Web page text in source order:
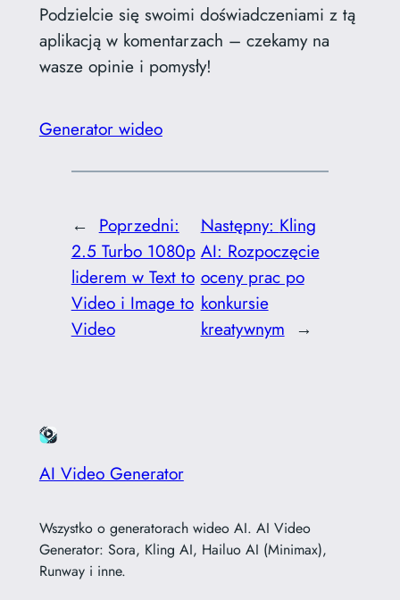
Podzielcie się swoimi doświadczeniami z tą
aplikacją w komentarzach – czekamy na
wasze opinie i pomysły!
Generator wideo
← Poprzedni:
2.5 Turbo 1080p
liderem w Text to
Video i Image to
Video
Następny: Kling
AI: Rozpoczęcie
oceny prac po
konkursie
kreatywnym →
AI Video Generator
Wszystko o generatorach wideo AI. AI Video
Generator: Sora, Kling AI, Hailuo AI (Minimax),
Runway i inne.